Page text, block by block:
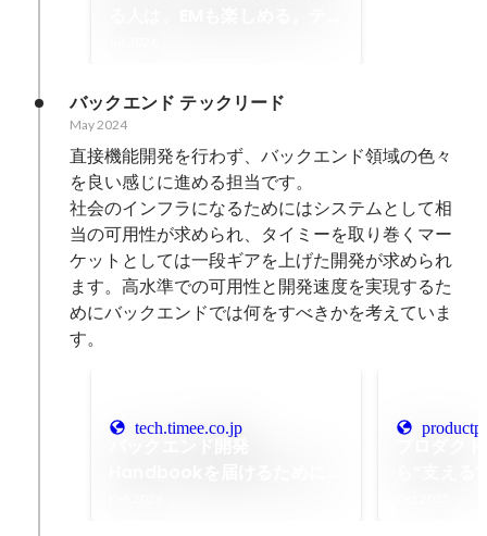
バックエンド テックリード
May 2024
直接機能開発を行わず、バックエンド領域の色々
を良い感じに進める担当です。
社会のインフラになるためにはシステムとして相
当の可用性が求められ、タイミーを取り巻くマー
ケットとしては一段ギアを上げた開発が求められ
ます。高水準での可用性と開発速度を実現するた
めにバックエンドでは何をすべきかを考えていま
す。
tech.timee.co.jp